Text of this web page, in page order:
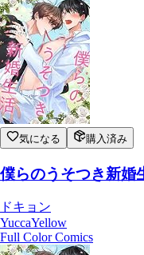
気になる 購入済み
僕らのうそつき新婚
ドキョン
YuccaYellow
Full Color Comics